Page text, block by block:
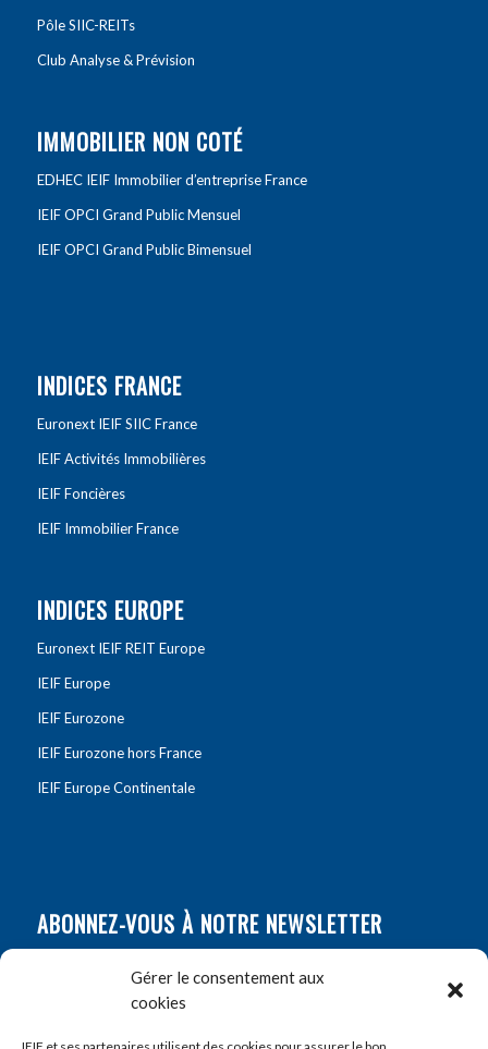
Gérer le consentement aux
cookies
Pôle SIIC-REITs
Club Analyse & Prévision
IMMOBILIER NON COTÉ
EDHEC IEIF Immobilier d’entreprise France
IEIF OPCI Grand Public Mensuel
IEIF OPCI Grand Public Bimensuel
INDICES FRANCE
Euronext IEIF SIIC France
IEIF Activités Immobilières
IEIF Foncières
IEIF Immobilier France
INDICES EUROPE
Euronext IEIF REIT Europe
IEIF Europe
IEIF Eurozone
IEIF Eurozone hors France
IEIF Europe Continentale
ABONNEZ-VOUS À NOTRE NEWSLETTER
Prénom*